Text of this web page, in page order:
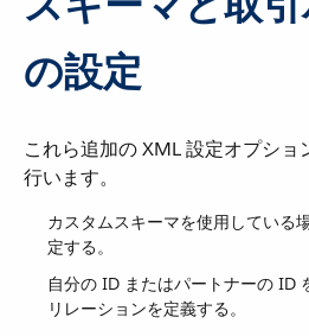
の設定
これら追加の XML 設定オプショ
行います。
カスタムスキーマを使用している
定する。
自分の ID またはパートナーの ID
リレーションを定義する。